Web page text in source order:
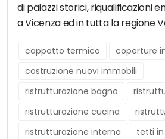
di palazzi storici, riqualificazioni
a Vicenza ed in tutta la regione
cappotto termico
coperture
costruzione nuovi immobili
ristrutturazione bagno
ristrutturazione cucina
ristrutturazione interna
tetti